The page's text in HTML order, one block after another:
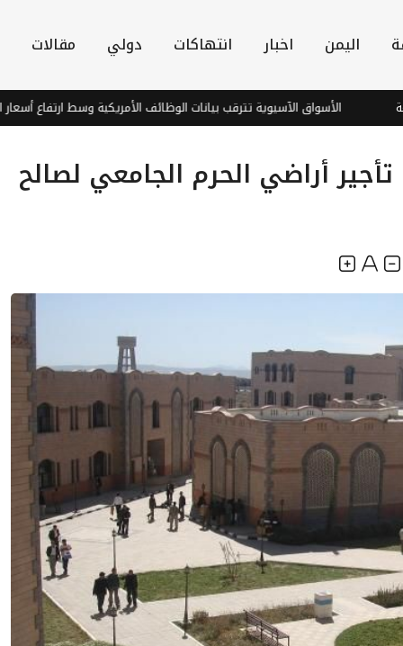
اليمن اخبار انتهاكات دولي مقالات
الأسواق الآسيوية تترقب بيانات الوظائف الأمريكية وسط ارتفاع أسعار النفط
أراضي الحرم الجامعي لصالح